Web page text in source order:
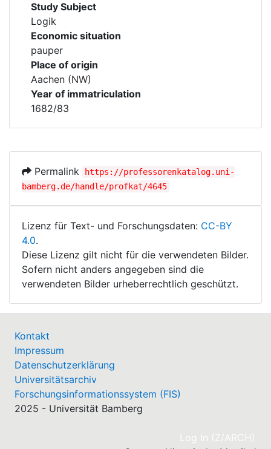
Study Subject
Logik
Economic situation
pauper
Place of origin
Aachen (NW)
Year of immatriculation
1682/83
Permalink
https://professorenkatalog.uni-
bamberg.de/handle/profkat/4645
Lizenz für Text- und Forschungsdaten: CC-BY
4.0.
Diese Lizenz gilt nicht für die verwendeten Bilder.
Sofern nicht anders angegeben sind die
verwendeten Bilder urheberrechtlich geschützt.
Kontakt
Impressum
Datenschutzerklärung
Universitätsarchiv
Forschungsinformationssystem (FIS)
2025 - Universität Bamberg
Log In (Z/ARCH)